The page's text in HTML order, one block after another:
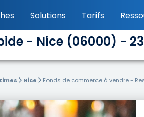
Solutions Tarifs
- Nice (06000) -
Nice
Fonds de commerce à vendre -